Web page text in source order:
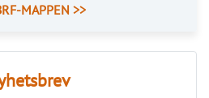
ANNONS